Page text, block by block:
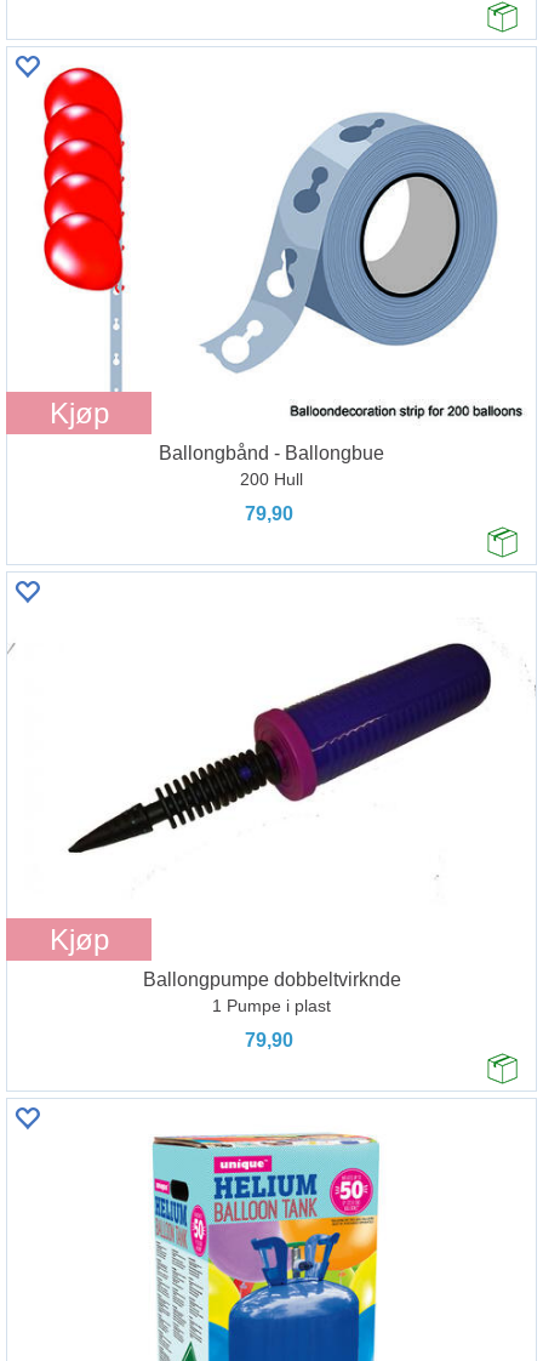
Kjøp
Ballongbånd - Ballongbue
200 Hull
79,90
Kjøp
Ballongpumpe dobbeltvirknde
1 Pumpe i plast
79,90